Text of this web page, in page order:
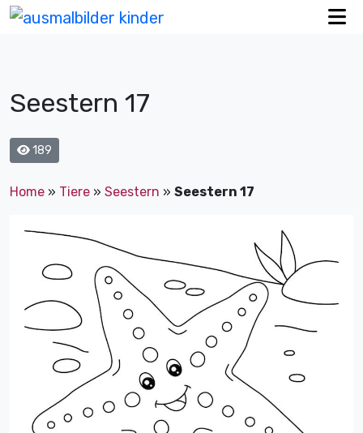
Seestern 17
189
Home » Tiere » Seestern » Seestern 17